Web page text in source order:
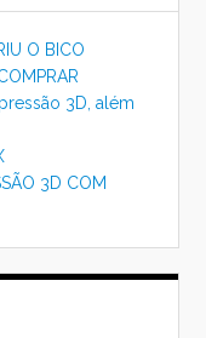
O BICO
3D, além
3D COM